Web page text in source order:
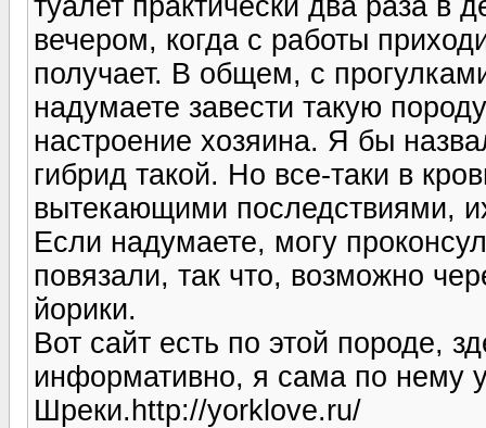
вечером, когда с работы
получает. В общем, с
надумаете завести такую
настроение хозяина. Я бы
гибрид такой. Но все-таки в
вытекающими последствиями,
Если надумаете, могу
повязали, так что, возможно
йорики.
Вот сайт есть по этой породе,
информативно, я сама по нему
Шреки.http://yorklove.ru/